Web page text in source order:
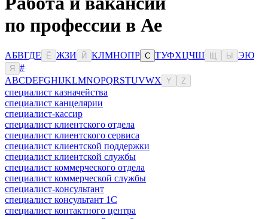
по профессии в Ае
АБВГДЕ Ё ЖЗИ Й КЛМНОПР С ТУФХЦЧШ Ы ЭЮ
Я
#
ABCDEFGHIJKLMNOPQRSTUVWX Y Z
специалист казначейства
специалист канцелярии
специалист-кассир
специалист клиентского отдела
специалист клиентского сервиса
специалист клиентской поддержки
специалист клиентской службы
специалист коммерческого отдела
специалист коммерческой службы
специалист-консультант
специалист консультант 1С
специалист контактного центра